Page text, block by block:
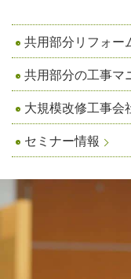
共用部分リフォー
共用部分の工事マ
大規模改修工事会
セミナー情報